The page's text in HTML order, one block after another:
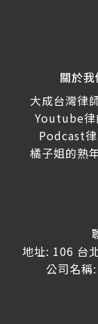
關於我
大成台灣律
Youtube律
Podcast
橘子姐的熟
地址: 106 台
公司名稱